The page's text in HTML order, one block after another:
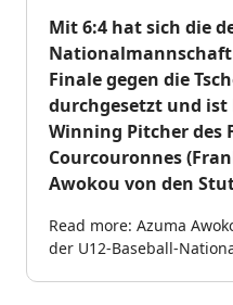
Mit 6:4 hat sich die
Finale gegen die
durchgesetzt und ist
Winning Pitcher des
Courcouronnes
Awokou von den
Read more: Azuma
der U12-Baseball-